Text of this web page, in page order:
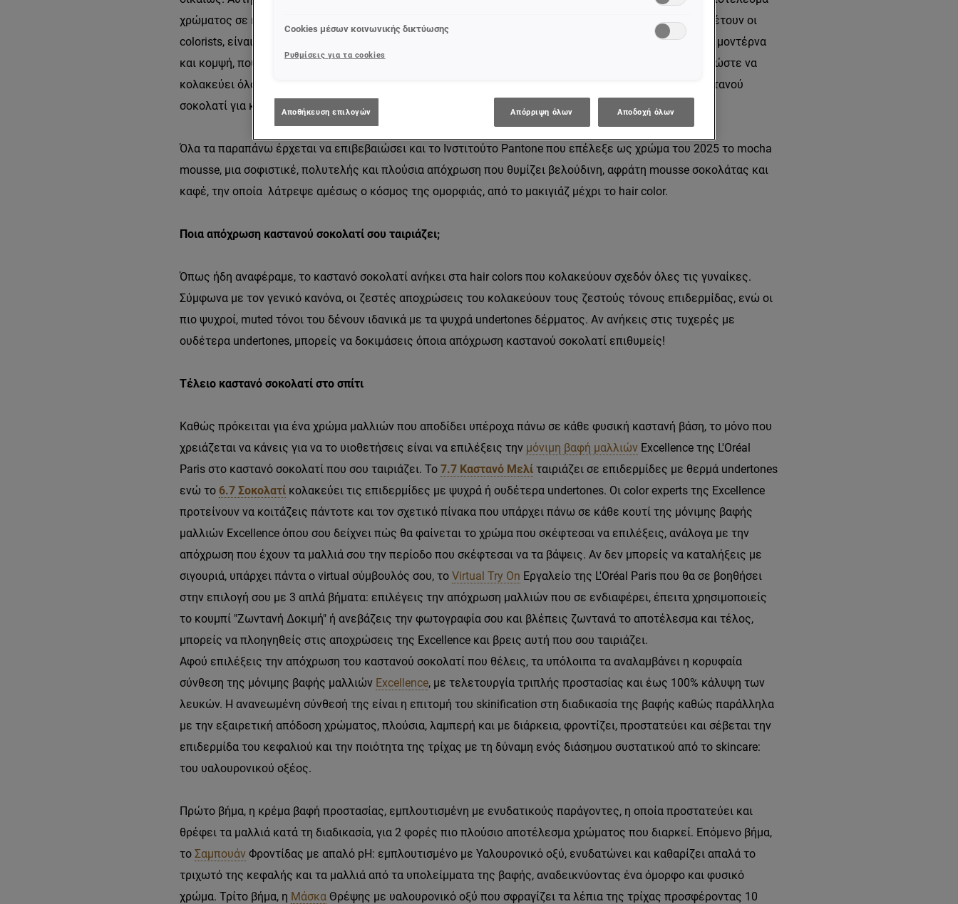
χρώματος σε κάθε φυσική καστανή βάση, χάρη στα κόκκινα και χρυσά undertones της. Και, όπως προσθέτουν οι
colorists, είναι το ιδανικό χρώμα για κάθε γυναίκα που θέλει να αναβαθμίσει το look της με μια επιλογή μοντέρνα
και κομψή, που αποπνέει έναν αέρα πολυτέλειας. Έξτρα προσόν της, ότι μπορεί να προσαρμοστεί έτσι ώστε να
κολακεύει όλους τους τόνους επιδερμίδας, πράγμα που σημαίνει ότι υπάρχει η ιδανική απόχρωση καστανού
σοκολατί για κάθε γυναίκα που θέλει να το δοκιμάσει ενώ είναι εύκολη και στη συντήρηση.
Όλα τα παραπάνω έρχεται να επιβεβαιώσει και το Ινστιτούτο Pantone που επέλεξε ως χρώμα του 2025 το mocha
mousse, μια σοφιστικέ, πολυτελής και πλούσια απόχρωση που θυμίζει βελούδινη, αφράτη mousse σοκολάτας και
καφέ, την οποία λάτρεψε αμέσως ο κόσμος της ομορφιάς, από το μακιγιάζ μέχρι το hair color.
Ποια απόχρωση καστανού σοκολατί σου ταιριάζει;
Όπως ήδη αναφέραμε, το καστανό σοκολατί ανήκει στα hair colors που κολακεύουν σχεδόν όλες τις γυναίκες.
Σύμφωνα με τον γενικό κανόνα, οι ζεστές αποχρώσεις του κολακεύουν τους ζεστούς τόνους επιδερμίδας, ενώ οι
πιο ψυχροί, muted τόνοι του δένουν ιδανικά με τα ψυχρά undertones δέρματος. Αν ανήκεις στις τυχερές με
ουδέτερα undertones, μπορείς να δοκιμάσεις όποια απόχρωση καστανού σοκολατί επιθυμείς!
Τέλειο καστανό σοκολατί στο σπίτι
Καθώς πρόκειται για ένα χρώμα μαλλιών που αποδίδει υπέροχα πάνω σε κάθε φυσική καστανή βάση, το μόνο που
χρειάζεται να κάνεις για να το υιοθετήσεις είναι να επιλέξεις την μόνιμη βαφή μαλλιών Excellence της L'Oréal
Paris στο καστανό σοκολατί που σου ταιριάζει. Το 7.7 Καστανό Μελί ταιριάζει σε επιδερμίδες με θερμά undertones
ενώ το 6.7 Σοκολατί κολακεύει τις επιδερμίδες με ψυχρά ή ουδέτερα undertones. Οι color experts της Excellence
προτείνουν να κοιτάζεις πάντοτε και τον σχετικό πίνακα που υπάρχει πάνω σε κάθε κουτί της μόνιμης βαφής
μαλλιών Excellence όπου σου δείχνει πώς θα φαίνεται το χρώμα που σκέφτεσαι να επιλέξεις, ανάλογα με την
απόχρωση που έχουν τα μαλλιά σου την περίοδο που σκέφτεσαι να τα βάψεις. Αν δεν μπορείς να καταλήξεις με
σιγουριά, υπάρχει πάντα ο virtual σύμβουλός σου, το Virtual Try On Εργαλείο της L'Oréal Paris που θα σε βοηθήσει
στην επιλογή σου με 3 απλά βήματα: επιλέγεις την απόχρωση μαλλιών που σε ενδιαφέρει, έπειτα χρησιμοποιείς
το κουμπί "Ζωντανή Δοκιμή" ή ανεβάζεις την φωτογραφία σου και βλέπεις ζωντανά το αποτέλεσμα και τέλος,
μπορείς να πλοηγηθείς στις αποχρώσεις της Excellence και βρεις αυτή που σου ταιριάζει.
Αφού επιλέξεις την απόχρωση του καστανού σοκολατί που θέλεις, τα υπόλοιπα τα αναλαμβάνει η κορυφαία
σύνθεση της μόνιμης βαφής μαλλιών Excellence, με τελετουργία τριπλής προστασίας και έως 100% κάλυψη των
λευκών. Η ανανεωμένη σύνθεσή της είναι η επιτομή του skinification στη διαδικασία της βαφής καθώς παράλληλα
με την εξαιρετική απόδοση χρώματος, πλούσια, λαμπερή και με διάρκεια, φροντίζει, προστατεύει και σέβεται την
επιδερμίδα του κεφαλιού και την ποιότητα της τρίχας με τη δύναμη ενός διάσημου συστατικού από το skincare:
του υαλουρονικού οξέος.
Πρώτο βήμα, η κρέμα βαφή προστασίας, εμπλουτισμένη με ενυδατικούς παράγοντες, η οποία προστατεύει και
θρέφει τα μαλλιά κατά τη διαδικασία, για 2 φορές πιο πλούσιο αποτέλεσμα χρώματος που διαρκεί. Επόμενο βήμα,
το Σαμπουάν Φροντίδας με απαλό pH: εμπλουτισμένο με Υαλουρονικό οξύ, ενυδατώνει και καθαρίζει απαλά το
τριχωτό της κεφαλής και τα μαλλιά από τα υπολείμματα της βαφής, αναδεικνύοντας ένα όμορφο και φυσικό
χρώμα. Τρίτο βήμα, η Μάσκα Θρέψης με υαλουρονικό οξύ που σφραγίζει τα λέπια της τρίχας προσφέροντας 10
Cookies μέσων κοινωνικής δικτύωσης
Ρυθμίσεις για τα cookies
Αποθήκευση επιλογών Απόρριψη όλων Αποδοχή όλων